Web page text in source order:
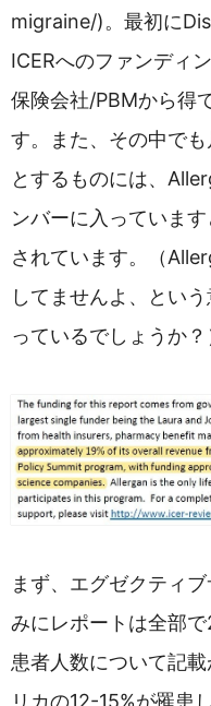
migraine/)。最初に
ICERへのファンディ
保険会社/PBMから得
す。また、その中で
とするものには、
ンバーに入っていま
されています。（
してませんよ、とい
っているでしょうか？
まず、エグゼクティ
みにレポートは全部
患者人数について記
リカの12-15%が罹患